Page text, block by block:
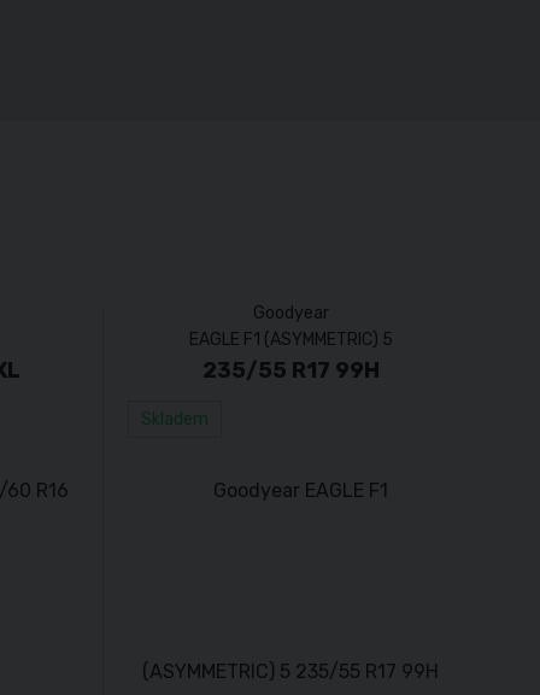
Goodyear
EAGLE F1 (ASYMMETRIC) 5
235/55 R17 99H
Skladem